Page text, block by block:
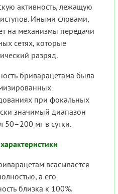
активность, лежащую
Иными словами,
на механизмы передачи
сетях, которые
разряд.
бриварацетама была
при фокальных
значимый диапазон
50–200 мг в сутки.
всасывается
а его
близка к 100%.